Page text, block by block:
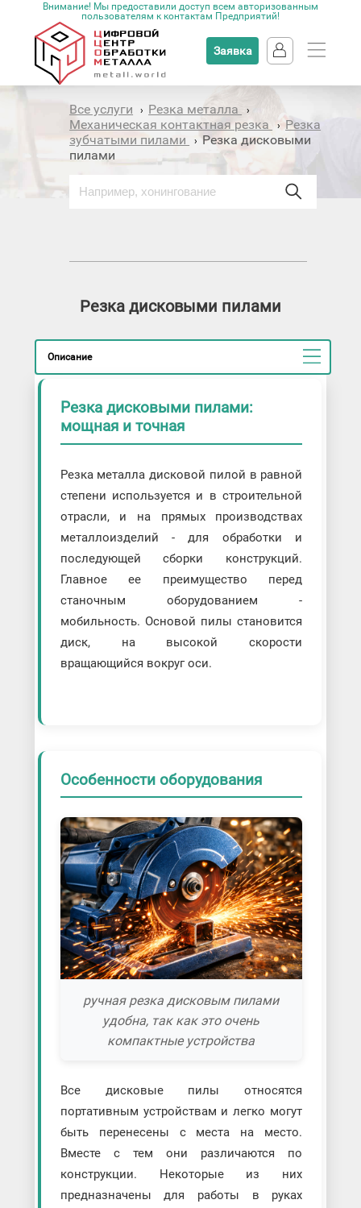
Внимание! Мы предоставили доступ всем авторизованным
пользователям к контактам Предприятий!
Заявка
Все услуги › Резка металла ›
Механическая контактная резка › Резка
зубчатыми пилами
›Резка дисковыми
пилами
Резка дисковыми пилами
Описание
Резка дисковыми пилами:
мощная и точная
Резка металла дисковой пилой в равной
степени используется и в строительной
отрасли, и на прямых производствах
металлоизделий - для обработки и
последующей сборки конструкций.
Главное ее преимущество перед
станочным оборудованием -
мобильность. Основой пилы становится
диск, на высокой скорости
вращающийся вокруг оси.
Особенности оборудования
ручная резка дисковым пилами
удобна, так как это очень
компактные устройства
Все дисковые пилы относятся
портативным устройствам и легко могут
быть перенесены с места на место.
Вместе с тем они различаются по
конструкции. Некоторые из них
предназначены для работы в руках